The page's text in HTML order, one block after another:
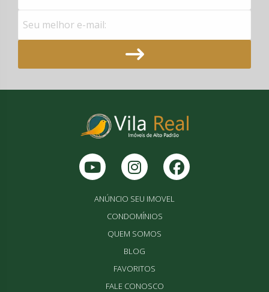
ANÚNCIO SEU IMOVEL
CONDOMÍNIOS
QUEM SOMOS
BLOG
FAVORITOS
FALE CONOSCO